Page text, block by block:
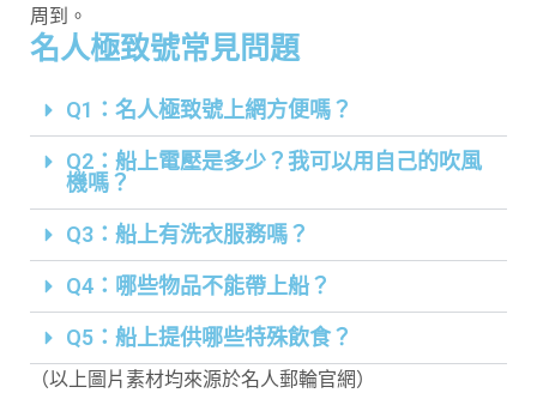
周到。
名人極致號常見問題
Q1：名人極致號上網方便嗎？
Q2：船上電壓是多少？我可以用自己的吹風
機嗎？
Q3：船上有洗衣服務嗎？
Q4：哪些物品不能帶上船？
Q5：船上提供哪些特殊飲食？
（以上圖片素材均來源於名人郵輪官網）